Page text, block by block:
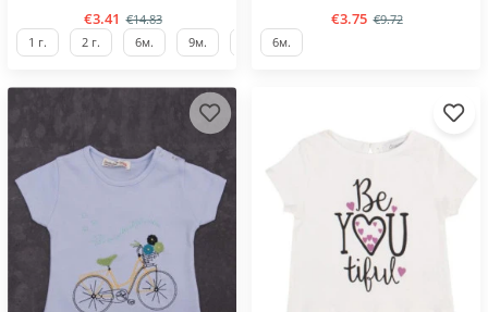
€3.41 €14.83
1 г.
2 г. 6м. 9м.
€3.75 €9.72
6м.